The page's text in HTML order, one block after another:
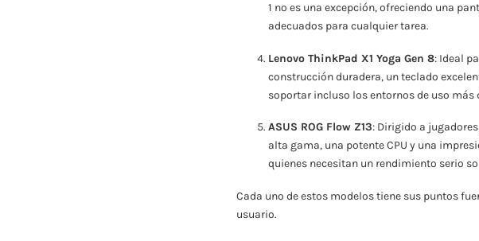
1 no es una excepción, ofreciendo una
adecuados para cualquier tarea.
Lenovo ThinkPad X1 Yoga Gen 8: Ideal
construcción duradera, un teclado
soportar incluso los entornos de uso más
ASUS ROG Flow Z13: Dirigido a
alta gama, una potente CPU y una
quienes necesitan un rendimiento serio
Cada uno de estos modelos tiene sus puntos
usuario.